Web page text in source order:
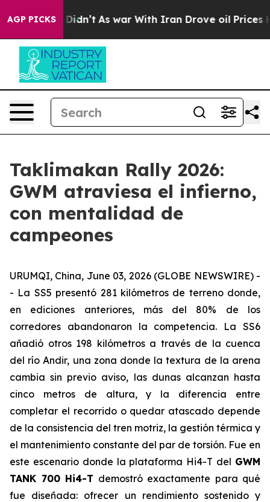
AGP PICKS
it Didn’t As war With Iran Drove oil Prices
Taklimakan Rally 2026:
GWM atraviesa el infierno,
con mentalidad de
campeones
URUMQI, China, June 03, 2026 (GLOBE NEWSWIRE) -
- La SS5 presentó 281 kilómetros de terreno donde,
en ediciones anteriores, más del 80% de los
corredores abandonaron la competencia. La SS6
añadió otros 198 kilómetros a través de la cuenca
del río Andir, una zona donde la textura de la arena
cambia sin previo aviso, las dunas alcanzan hasta
cinco metros de altura, y la diferencia entre
completar el recorrido o quedar atascado depende
de la consistencia del tren motriz, la gestión térmica y
el mantenimiento constante del par de torsión. Fue en
este escenario donde la plataforma Hi4-T del GWM
TANK 700 Hi4-T demostró exactamente para qué
fue diseñada: ofrecer un rendimiento sostenido y